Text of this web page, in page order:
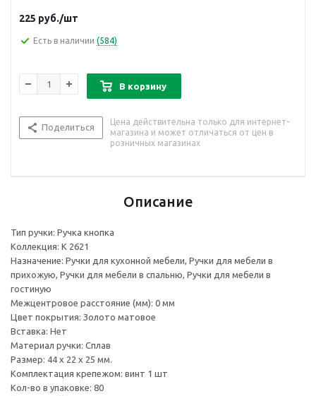
225 руб./шт
Есть в наличии (584)
В корзину
Поделиться
Цена действительна только для интернет-
магазина и может отличаться от цен в
розничных магазинах
Описание
Тип ручки: Ручка кнопка
Коллекция: K 2621
Назначение: Ручки для кухонной мебели, Ручки для мебели в
прихожую, Ручки для мебели в спальню, Ручки для мебели в
гостиную
Межцентровое расстояние (мм): 0 мм
Цвет покрытия: Золото матовое
Вставка: Нет
Материал ручки: Сплав
Размер: 44 х 22 х 25 мм.
Комплектация крепежом: винт 1 шт
Кол-во в упаковке: 80